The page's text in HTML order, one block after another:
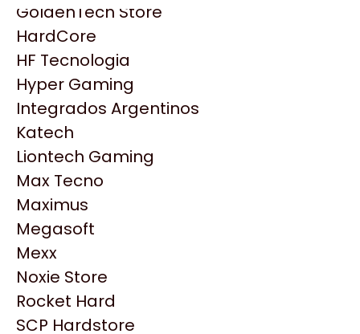
HP
HyperX
INNO3D
Intel
Kingston
Lenovo
Logitech
MSI
NVIDIA GeForce
NZXT
PNY
Palit
Philips
GoldenTech Store
HardCore
HF Tecnologia
Hyper Gaming
Integrados Argentinos
Katech
Liontech Gaming
Max Tecno
Maximus
Megasoft
Mexx
Noxie Store
Rocket Hard
SCP Hardstore
Productos